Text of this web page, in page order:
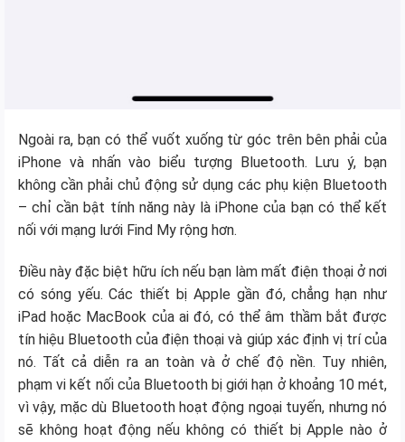
Ngoài ra, bạn có thể vuốt xuống từ góc trên bên phải của
iPhone và nhấn vào biểu tượng Bluetooth. Lưu ý, bạn
không cần phải chủ động sử dụng các phụ kiện Bluetooth
– chỉ cần bật tính năng này là iPhone của bạn có thể kết
nối với mạng lưới Find My rộng hơn.
Điều này đặc biệt hữu ích nếu bạn làm mất điện thoại ở nơi
có sóng yếu. Các thiết bị Apple gần đó, chẳng hạn như
iPad hoặc MacBook của ai đó, có thể âm thầm bắt được
tín hiệu Bluetooth của điện thoại và giúp xác định vị trí của
nó. Tất cả diễn ra an toàn và ở chế độ nền. Tuy nhiên,
phạm vi kết nối của Bluetooth bị giới hạn ở khoảng 10 mét,
vì vậy, mặc dù Bluetooth hoạt động ngoại tuyến, nhưng nó
sẽ không hoạt động nếu không có thiết bị Apple nào ở